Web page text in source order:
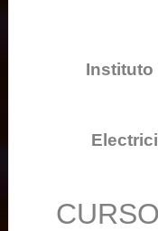
Instituto